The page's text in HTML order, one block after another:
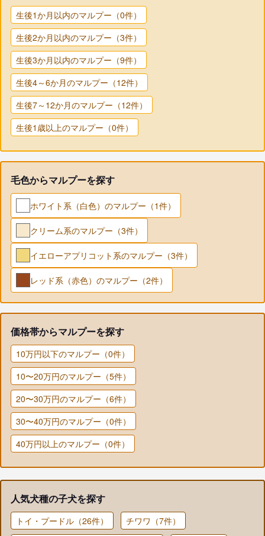
生後1か月以内のマルプー（0件）
生後2か月以内のマルプー（3件）
生後3か月以内のマルプー（9件）
生後4～6か月のマルプー（12件）
生後7～12か月のマルプー（12件）
生後1歳以上のマルプー（0件）
毛色からマルプーを探す
ホワイト系（白色）のマルプー（1件）
クリーム系のマルプー（3件）
イエローアプリコット系のマルプー（3件）
レッド系（赤色）のマルプー（2件）
価格帯からマルプーを探す
10万円以下のマルプー（0件）
10〜20万円のマルプー（5件）
20〜30万円のマルプー（6件）
30〜40万円のマルプー（0件）
40万円以上のマルプー（0件）
人気犬種の子犬を探す
トイ・プードル（26件）
チワワ（7件）